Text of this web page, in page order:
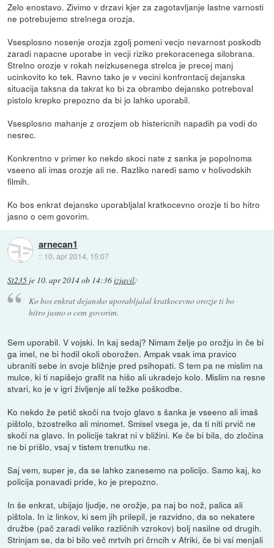
Zelo enostavo. Zivimo v drzavi kjer za zagotavljanje lastne varnosti
ne potrebujemo strelnega orozja.
Vsesplosno nosenje orozja zgolj pomeni vecjo nevarnost poskodb
zaradi napacne uporabe in vecji riziko prekoracenega silobrana.
Strelno orozje v rokah neizkusenega strelca je precej manj
ucinkovito ko tek. Ravno tako je v vecini konfrontacij dejanska
situacija taksna da takrat ko bi za obrambo dejansko potreboval
pistolo krepko prepozno da bi jo lahko uporabil.
Vsesplosno mahanje z orozjem ob histericnih napadih pa vodi do
nesrec.
Konkrentno v primer ko nekdo skoci nate z sanka je popolnoma
vseeno ali imas orozje ali ne. Razliko naredi samo v holivodskih
filmih.
Ko bos enkrat dejansko uporabljalal kratkocevno orozje ti bo hitro
jasno o cem govorim.
arnecan1
:: 10. apr 2014, 15:07
St235 je 10. apr 2014 ob 14:36izjavil:
Ko bos enkrat dejansko uporabljalal kratkocevno orozje ti bo
hitro jasno o cem govorim.
Sem uporabil. V vojski. In kaj sedaj? Nimam želje po orožju in če bi
ga imel, ne bi hodil okoli oborožen. Ampak vsak ima pravico
ubraniti sebe in svoje bližnje pred psihopati. S tem pa ne mislim na
mulce, ki ti napišejo grafit na hišo ali ukradejo kolo. Mislim na resne
stvari, ko je v igri življenje ali težke poškodbe.
Ko nekdo že petič skoči na tvojo glavo s šanka je vseeno ali imaš
pištolo, bzostrelko ali minomet. Smisel vsega je, da ti niti prvič ne
skoči na glavo. In policije takrat ni v bližini. Ke če bi bila, do zločina
ne bi prišlo, vsaj v tistem trenutku ne.
Saj vem, super je, da se lahko zanesemo na policijo. Samo kaj, ko
policija ponavadi pride, ko je prepozno.
In še enkrat, ubijajo ljudje, ne orožje, pa naj bo nož, palica ali
pištola. In iz linkov, ki sem jih prilepil, je razvidno, da so nekatere
družbe (pač zaradi veliko različnih vzrokov) bolj nasilne od drugih.
Strinjam se, da bi bilo več mrtvih pri črncih v Afriki, če bi vsi menjali